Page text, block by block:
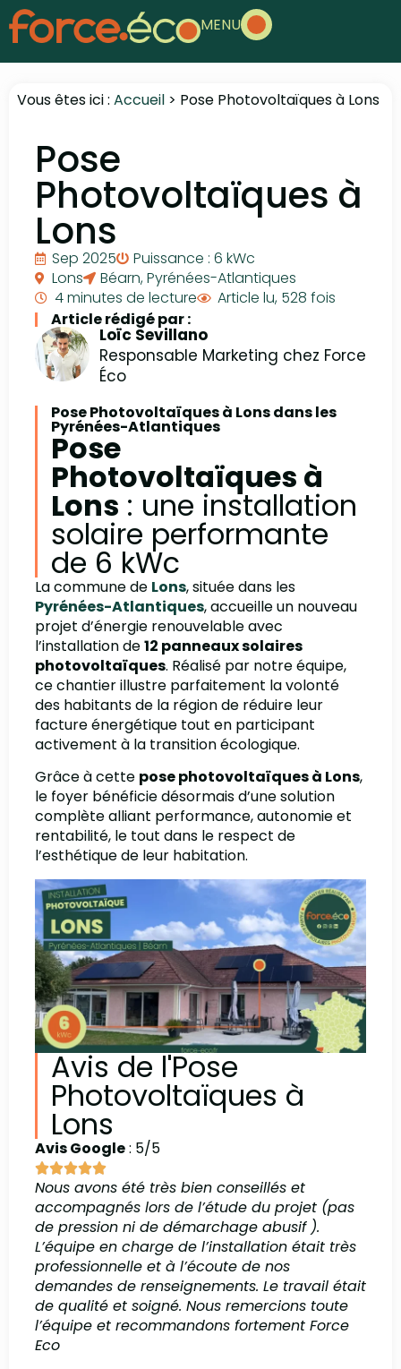
MENU
Vous êtes ici : Accueil> Pose Photovoltaïques à Lons
Pose
Photovoltaïques à
Lons
Sep 2025
Puissance : 6 kWc
Lons
Béarn,Pyrénées-Atlantiques
4 minutes de lecture
Article lu, 528 fois
Article rédigé par :
Loïc Sevillano
Responsable Marketing chez Force
Éco
Pose Photovoltaïques à Lons dans les
Pyrénées-Atlantiques
Pose
Photovoltaïques à
Lons : une installation
solaire performante
de 6 kWc
La commune de Lons, située dans les
Pyrénées-Atlantiques, accueille un nouveau
projet d’énergie renouvelable avec
l’installation de12 panneaux solaires
photovoltaïques. Réalisé par notre équipe,
ce chantier illustre parfaitement la volonté
des habitants de la région de réduire leur
facture énergétique tout en participant
activement à la transition écologique.
Grâce à cette pose photovoltaïques à Lons,
le foyer bénéficie désormais d’une solution
complète alliant performance, autonomie et
rentabilité, le tout dans le respect de
l’esthétique de leur habitation.
Avis de l'Pose
Photovoltaïques à
Lons
Avis Google: 5/5
Nous avons été très bien conseillés et
accompagnés lors de l’étude du projet (pas
de pression ni de démarchage abusif ).
L’équipe en charge de l’installation était très
professionnelle et à l’écoute de nos
demandes de renseignements. Le travail était
de qualité et soigné. Nous remercions toute
l’équipe et recommandons fortement Force
Eco